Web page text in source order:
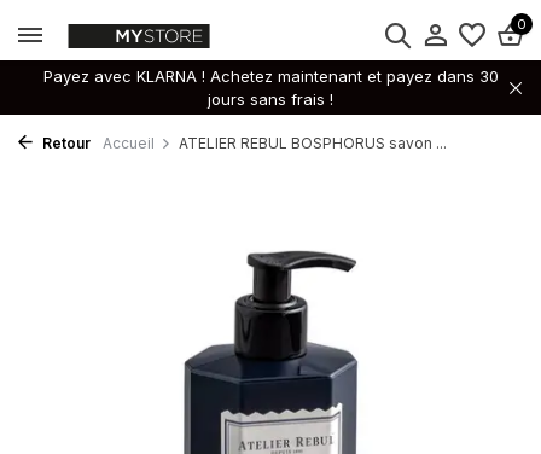
0
Payez avec KLARNA ! Achetez maintenant et payez dans 30
jours sans frais !
Retour Accueil ATELIER REBUL BOSPHORUS savon ...